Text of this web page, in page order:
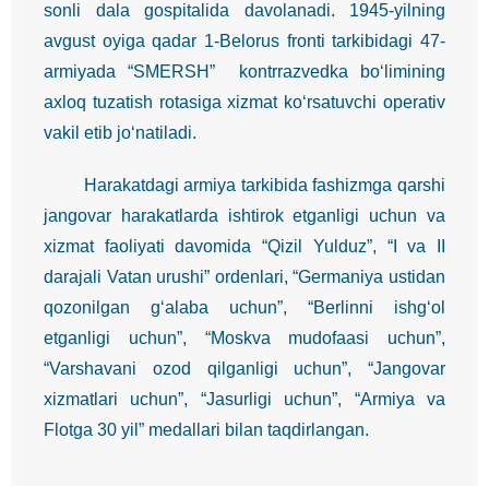
sonli dala gospitalida davolanadi. 1945-yilning
avgust oyiga qadar 1-Belorus fronti tarkibidagi 47-
armiyada “SMERSH” kontrrazvedka bo‘limining
axloq tuzatish rotasiga xizmat ko‘rsatuvchi operativ
vakil etib jo‘natiladi.
Harakatdagi armiya tarkibida fashizmga qarshi
jangovar harakatlarda ishtirok etganligi uchun va
xizmat faoliyati davomida “Qizil Yulduz”, “I va II
darajali Vatan urushi” ordenlari, “Germaniya ustidan
qozonilgan g‘alaba uchun”, “Berlinni ishg‘ol
etganligi uchun”, “Moskva mudofaasi uchun”,
“Varshavani ozod qilganligi uchun”, “Jangovar
xizmatlari uchun”, “Jasurligi uchun”, “Armiya va
Flotga 30 yil” medallari bilan taqdirlangan.